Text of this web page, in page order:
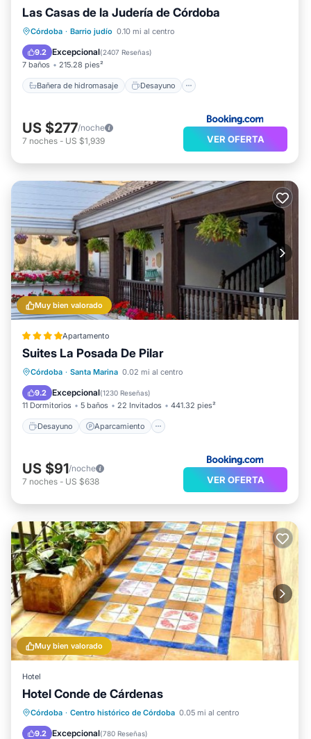
Las Casas de la Judería de Córdoba
Córdoba · Barrio judío 0.10 mi al centro
9.2 Excepcional(2407 Reseñas)
7 baños 215.28 pies²
Bañera de hidromasaje Desayuno
Bañera de hidromasaje
Aparcamiento
Piscina
US $277/noche
7 noches - US $1,939 VER OFERTA
Muy bien valorado
Apartamento
Suites La Posada De Pilar
Córdoba · Santa Marina 0.02 mi al centro
9.2 Excepcional(1230 Reseñas)
11 Dormitorios 5 baños 22 Invitados 441.32 pies²
Desayuno Aparcamiento
Desayuno
Aparcamiento
Balcón/Terraza
US $91/noche
7 noches - US $638 VER OFERTA
Muy bien valorado
Hotel
Hotel Conde de Cárdenas
Córdoba · Centro histórico de Córdoba 0.05 mi al centro
9.2 Excepcional(780 Reseñas)
Frente al mar
Desayuno
Aparcamiento